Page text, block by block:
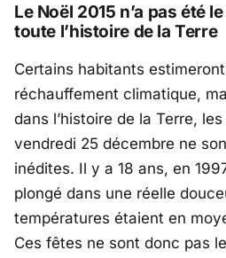
Le Noël 2015 n’a pas été
toute l’histoire de la Terre
Certains habitants
réchauffement climatique,
dans l’histoire de la Terre,
vendredi 25 décembre ne
inédites. Il y a 18 ans, en
plongé dans une réelle
températures étaient en
Ces fêtes ne sont donc pas